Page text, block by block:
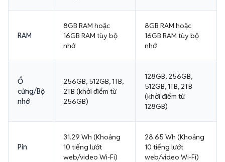
RAM
8GB RAM hoặc
16GB RAM tùy bộ
nhớ
8GB RAM hoặc
16GB RAM tùy bộ
nhớ
Ổ
cứng/Bộ
nhớ
256GB, 512GB, 1TB,
2TB (khởi điểm từ
256GB)
128GB, 256GB,
512GB, 1TB, 2TB
(khởi điểm từ
128GB)
Pin
31.29 Wh (Khoảng
10 tiếng lướt
web/video Wi-Fi)
28.65 Wh (Khoảng
10 tiếng lướt
web/video Wi-Fi)